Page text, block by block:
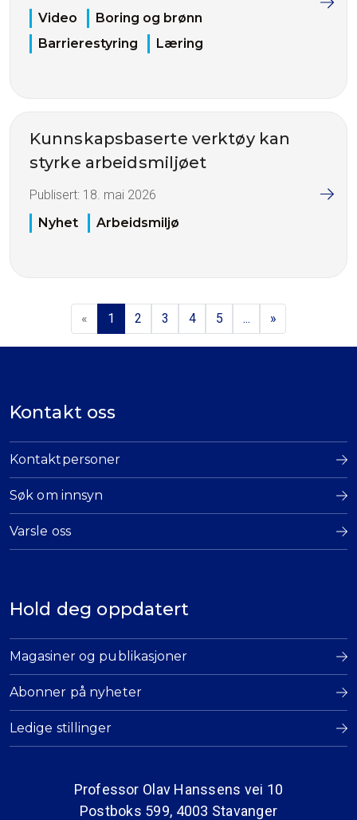
Video
Boring og brønn
Barrierestyring
Læring
Kunnskapsbaserte verktøy kan
styrke arbeidsmiljøet
Publisert: 18. mai 2026
Nyhet
Arbeidsmiljø
« 1 2 3 4 5 ... »
Kontakt oss
Kontaktpersoner
Søk om innsyn
Varsle oss
Hold deg oppdatert
Magasiner og publikasjoner
Abonner på nyheter
Ledige stillinger
Professor Olav Hanssens vei 10
Postboks 599, 4003 Stavanger